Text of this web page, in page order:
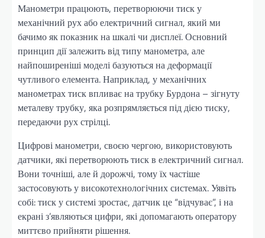
Манометри працюють, перетворюючи тиск у
механічний рух або електричний сигнал, який ми
бачимо як показник на шкалі чи дисплеї. Основний
принцип дії залежить від типу манометра, але
найпоширеніші моделі базуються на деформації
чутливого елемента. Наприклад, у механічних
манометрах тиск впливає на трубку Бурдона – зігнуту
металеву трубку, яка розпрямляється під дією тиску,
передаючи рух стрілці.
Цифрові манометри, своєю чергою, використовують
датчики, які перетворюють тиск в електричний сигнал.
Вони точніші, але й дорожчі, тому їх частіше
застосовують у високотехнологічних системах. Уявіть
собі: тиск у системі зростає, датчик це “відчуває”, і на
екрані з’являються цифри, які допомагають оператору
миттєво прийняти рішення.